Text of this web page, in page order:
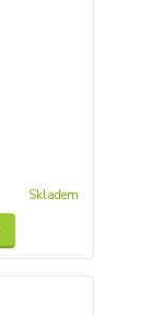
Skladem